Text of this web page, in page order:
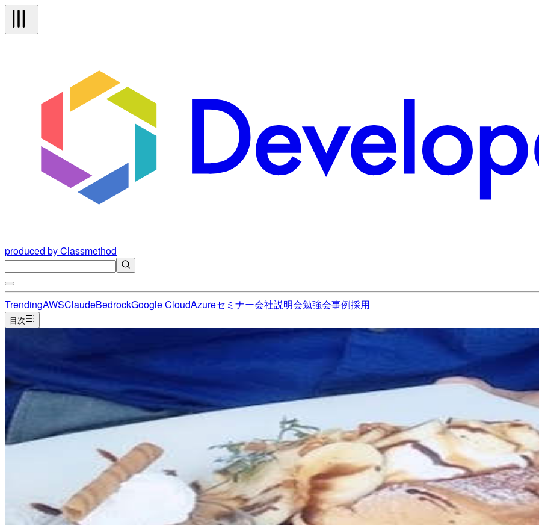
produced by Classmethod
TrendingAWSClaudeBedrockGoogle CloudAzureセミナー会社説明会勉強会事例採用
目次